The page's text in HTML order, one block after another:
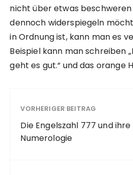
nicht über etwas
dennoch widerspiegeln
in Ordnung ist, kann man es
Beispiel kann man schreiben
geht es gut.“ und das orange
VORHERIGER BEITRAG
Die Engelszahl 777 und
Numerologie